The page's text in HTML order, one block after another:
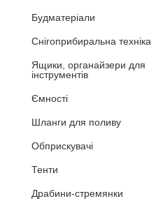
Будматеріали
Снігоприбиральна техніка
Ящики, органайзери для
інструментів
Ємності
Шланги для поливу
Обприскувачі
Тенти
Драбини-стремянки